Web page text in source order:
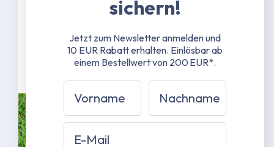
Stangen 38 mm Durchmesser - 1,3
mm Materialstärke
Verbindungen 41 mm Durchmesser -
1,3 mm Materialstärke
Grau pulverbeschichtet
sichern!
Jetzt zum Newsletter anmelden und
10 EUR Rabatt erhalten. Einlösbar ab
einem Bestellwert von 200 EUR*.
Vorname Nachname
Email